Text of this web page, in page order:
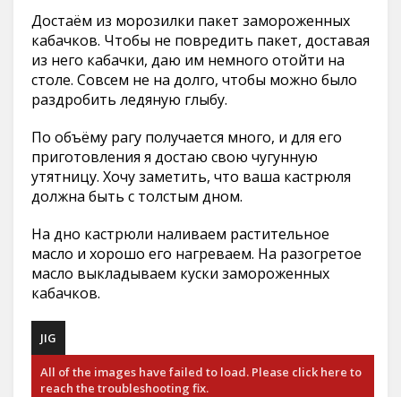
Достаём из морозилки пакет замороженных
кабачков. Чтобы не повредить пакет, доставая
из него кабачки, даю им немного отойти на
столе. Совсем не на долго, чтобы можно было
раздробить ледяную глыбу.
По объёму рагу получается много, и для его
приготовления я достаю свою чугунную
утятницу. Хочу заметить, что ваша кастрюля
должна быть с толстым дном.
На дно кастрюли наливаем растительное
масло и хорошо его нагреваем. На разогретое
масло выкладываем куски замороженных
кабачков.
JIG
All of the images have failed to load. Please click here to
reach the troubleshooting fix.